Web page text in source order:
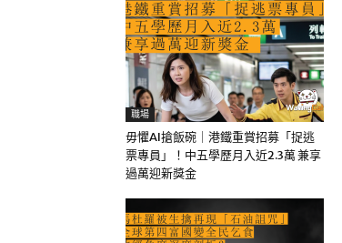
職場
毋懼AI搶飯碗｜港鐵重賞招募「捉逃
票專員」！中五學歷月入近2.3萬 兼享
過萬迎新獎金